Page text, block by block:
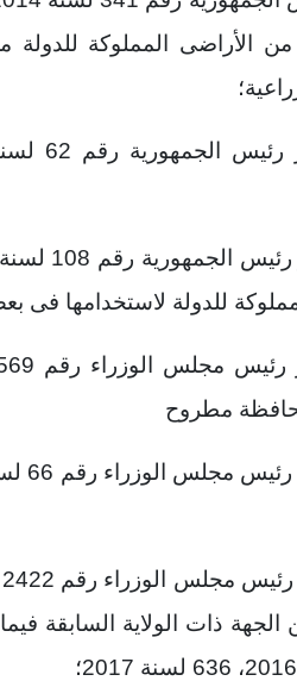
الأراضى المملوكة للدولة
للدولة لاستخدامها فى
مطروح
الجهة ذات الولاية السابقة